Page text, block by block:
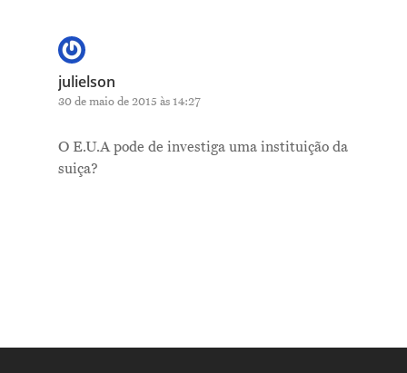
julielson
30 de maio de 2015 às 14:27
O E.U.A pode de investiga uma instituição da
suiça?